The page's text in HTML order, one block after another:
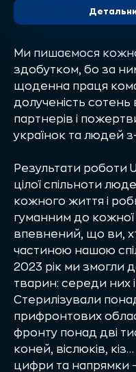
Ми пишаємося
здобутком, бо за
щоденна праця
долученість сотень
партнерів і
українок та людей
Результати роботи
цілої спільноти
кожного життя і
гуманним до кожної
впевнений, що ви,
частиною нашою
2023 рік ми змогли
тварин: середи них і
Стерилізували
прифронтових
фронту понад дві
коней, віслюків,
цифри та напрямки